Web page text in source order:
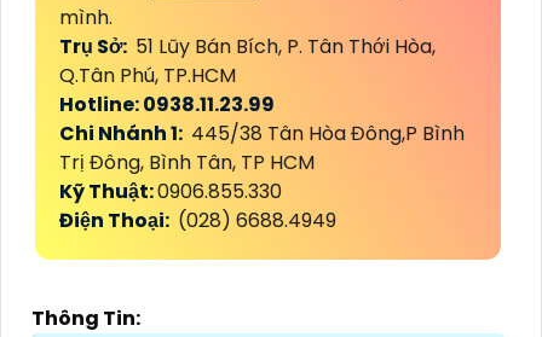
mình.
Trụ Sở: 51 Lũy Bán Bích, P. Tân Thới Hòa,
Q.Tân Phú, TP.HCM
Hotline: 0938.11.23.99
Chi Nhánh 1: 445/38 Tân Hòa Đông,P Bình
Trị Đông, Bình Tân, TP HCM
Kỹ Thuật:0906.855.330
Điện Thoại: (028) 6688.4949
Thông Tin: